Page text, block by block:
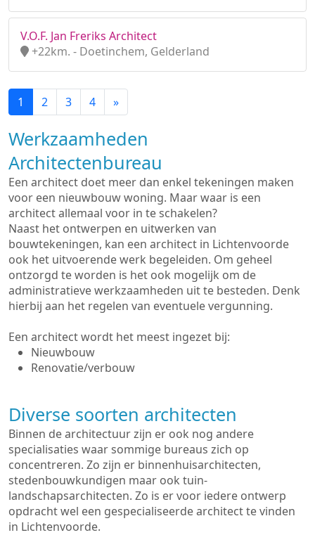
V.O.F. Jan Freriks Architect
+22km. - Doetinchem, Gelderland
1 2 3 4 »
Werkzaamheden
Architectenbureau
Een architect doet meer dan enkel tekeningen maken
voor een nieuwbouw woning. Maar waar is een
architect allemaal voor in te schakelen?
Naast het ontwerpen en uitwerken van
bouwtekeningen, kan een architect in Lichtenvoorde
ook het uitvoerende werk begeleiden. Om geheel
ontzorgd te worden is het ook mogelijk om de
administratieve werkzaamheden uit te besteden. Denk
hierbij aan het regelen van eventuele vergunning.
Een architect wordt het meest ingezet bij:
Nieuwbouw
Renovatie/verbouw
Diverse soorten architecten
Binnen de architectuur zijn er ook nog andere
specialisaties waar sommige bureaus zich op
concentreren. Zo zijn er binnenhuisarchitecten,
stedenbouwkundigen maar ook tuin-
landschapsarchitecten. Zo is er voor iedere ontwerp
opdracht wel een gespecialiseerde architect te vinden
in Lichtenvoorde.